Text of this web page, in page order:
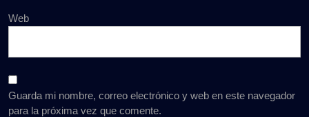
Web
Guarda mi nombre, correo electrónico y web en este navegador
para la próxima vez que comente.